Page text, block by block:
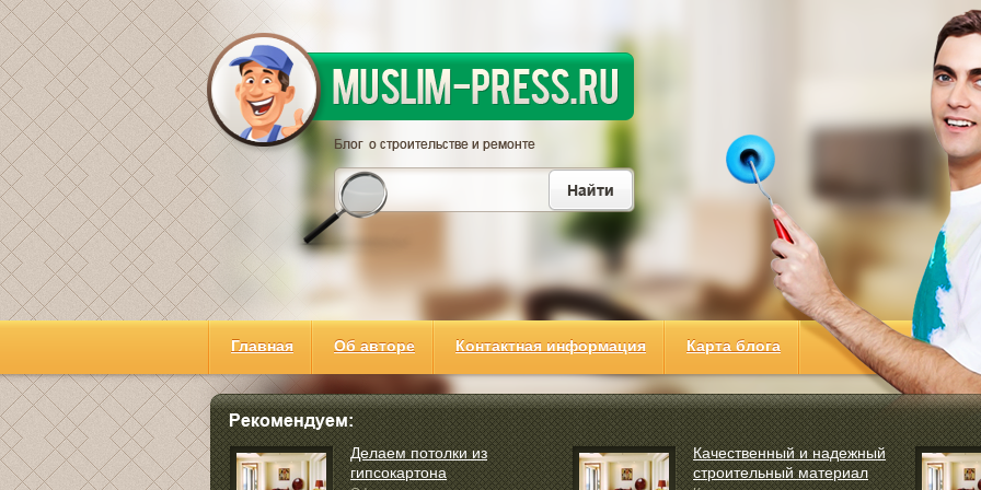
Главная Об авторе Контактная информация Карта блога
Делаем потолки из
гипсокартона
Качественный и надежный
строительный материал